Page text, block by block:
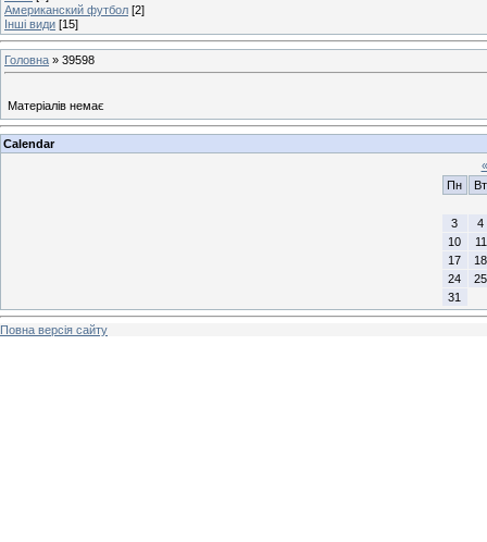
Американский футбол [2]
Інші види [15]
Головна » 39598
Матеріалів немає
Calendar
«
Пн
Вт
3
4
10
11
17
18
24
25
31
Повна версія сайту